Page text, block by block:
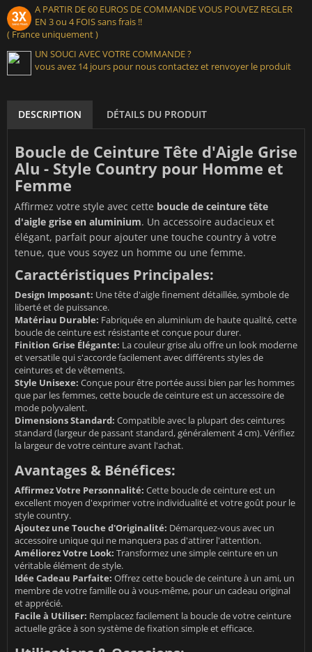
A PARTIR DE 60 EUROS DE COMMANDE VOUS POUVEZ REGLER
EN 3 ou 4 FOIS sans frais !!
( France uniquement )
UN SOUCI AVEC VOTRE COMMANDE ?
vous avez 14 jours pour nous contactez et renvoyer le produit
DESCRIPTION DÉTAILS DU PRODUIT
Boucle de Ceinture Tête d'Aigle Grise
Alu - Style Country pour Homme et
Femme
Affirmez votre style avec cette boucle de ceinture tête
d'aigle grise en aluminium. Un accessoire audacieux et
élégant, parfait pour ajouter une touche country à votre
tenue, que vous soyez un homme ou une femme.
Caractéristiques Principales:
Design Imposant: Une tête d'aigle finement détaillée, symbole de
liberté et de puissance.
Matériau Durable: Fabriquée en aluminium de haute qualité, cette
boucle de ceinture est résistante et conçue pour durer.
Finition Grise Élégante: La couleur grise alu offre un look moderne
et versatile qui s'accorde facilement avec différents styles de
ceintures et de vêtements.
Style Unisexe: Conçue pour être portée aussi bien par les hommes
que par les femmes, cette boucle de ceinture est un accessoire de
mode polyvalent.
Dimensions Standard: Compatible avec la plupart des ceintures
standard (largeur de passant standard, généralement 4 cm). Vérifiez
la largeur de votre ceinture avant l'achat.
Avantages & Bénéfices:
Affirmez Votre Personnalité: Cette boucle de ceinture est un
excellent moyen d'exprimer votre individualité et votre goût pour le
style country.
Ajoutez une Touche d'Originalité: Démarquez-vous avec un
accessoire unique qui ne manquera pas d'attirer l'attention.
Améliorez Votre Look: Transformez une simple ceinture en un
véritable élément de style.
Idée Cadeau Parfaite: Offrez cette boucle de ceinture à un ami, un
membre de votre famille ou à vous-même, pour un cadeau original
et apprécié.
Facile à Utiliser: Remplacez facilement la boucle de votre ceinture
actuelle grâce à son système de fixation simple et efficace.